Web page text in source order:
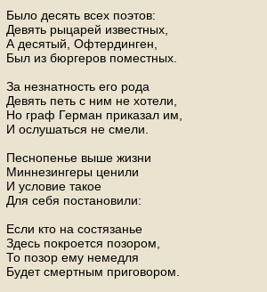
Было десять всех поэтов:
Девять рыцарей известных,
А десятый, Офтердинген,
Был из бюргеров поместных.
За незнатность его рода
Девять петь с ним не хотели,
Но граф Герман приказал им,
И ослушаться не смели.
Песнопенье выше жизни
Миннезингеры ценили
И условие такое
Для себя постановили:
Если кто на состязанье
Здесь покроется позором,
То позор ему немедля
Будет смертным приговором.